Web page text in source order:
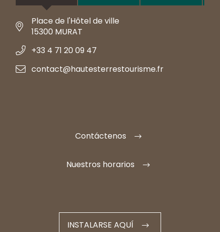
Place de l'Hôtel de ville
15300 MURAT
+33 4 71 20 09 47
contact@hautesterrestourisme.fr
Contáctenos
Nuestros horarios
INSTALARSE AQUÍ